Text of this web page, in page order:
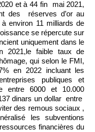
et à 44 fin mai 2021,
des réserves d’or au
environ 11 milliards de
se répercute sur
uniquement dans le
faible taux de
qui selon le FMI,
en 2022 incluant les
publiques et
entre 6000 et 10.000
dinars un dollar entre
des remous sociaux ,
lessubventions
financières du